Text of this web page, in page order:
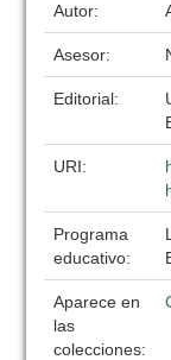
Autor:
Asesor:
Editorial:
URI:
Programa
educativo:
Aparece en
las
colecciones: